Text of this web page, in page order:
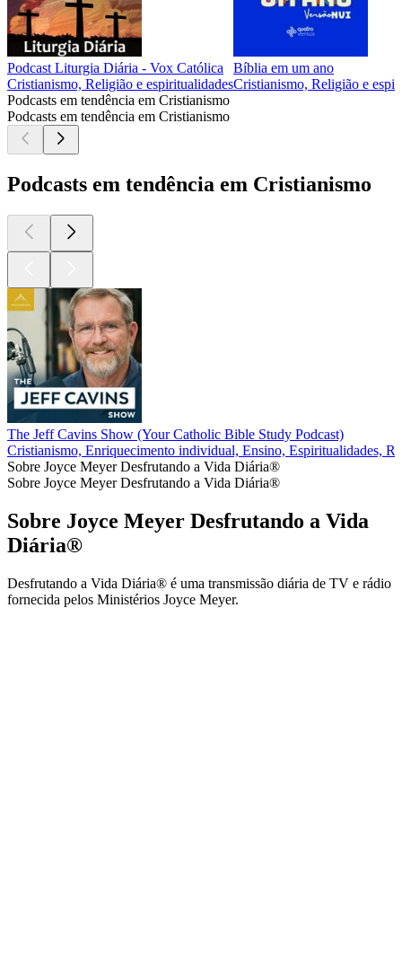
Podcast Liturgia Diária - Vox Católica
Cristianismo, Religião e espiritualidades
Bíblia em um ano
Cristianismo, Religião e
Podcasts em tendência em Cristianismo
Podcasts em tendência em Cristianismo
Podcasts em tendência em Cristianismo
The Jeff Cavins Show (Your Catholic Bible Study Podcast)
Cristianismo, Enriquecimento individual, Ensino, Espiritualidades,
Sobre Joyce Meyer Desfrutando a Vida Diária®
Sobre Joyce Meyer Desfrutando a Vida Diária®
Sobre Joyce Meyer Desfrutando a Vida
Diária®
Desfrutando a Vida Diária® é uma transmissão diária de TV e rádio
fornecida pelos Ministérios Joyce Meyer.